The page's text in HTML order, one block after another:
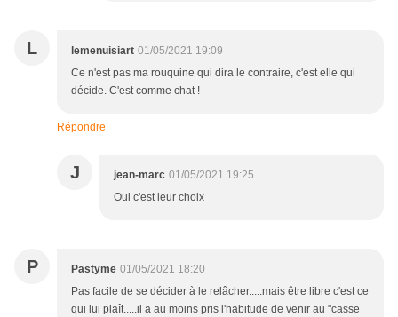
L lemenuisiart 01/05/2021 19:09
Ce n'est pas ma rouquine qui dira le contraire, c'est elle qui
décide. C'est comme chat !
Répondre
J jean-marc 01/05/2021 19:25
Oui c'est leur choix
P Pastyme 01/05/2021 18:20
Pas facile de se décider à le relâcher.....mais être libre c'est ce
qui lui plaît.....il a au moins pris l'habitude de venir au "casse